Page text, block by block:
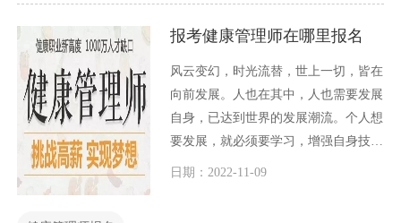
报考健康管理师在哪里报名
风云变幻，时光流替，世上一切，皆在
向前发展。人也在其中，人也需要发展
自身，已达到世界的发展潮流。个人想
要发展，就必须要学习，增强自身技
能。自身有技能，才能在竞争日益激烈
日期：2022-11-09